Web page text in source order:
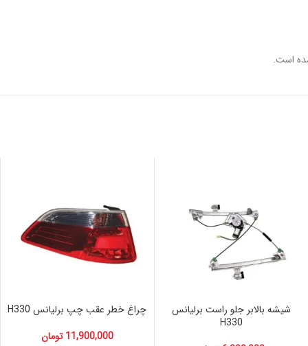
است.
شیشه بالابر جلو راست برلیانس
H330
چراغ خطر عقب چپ برلیانس H330
11,900,000 تومان